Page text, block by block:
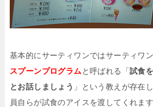
基本的にサーティワンではサーティワ
スプーンプログラム と呼ばれる「試食
とお話しましょう 」という教えが存在
員自らが試食のアイスを渡してくれます